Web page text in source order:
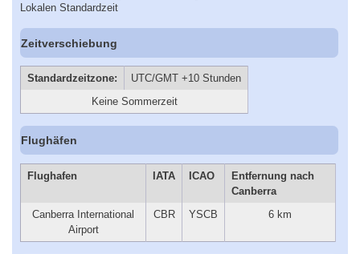
Lokalen Standardzeit
Zeitverschiebung
Standardzeitzone:
UTC/GMT +10 Stunden
Keine Sommerzeit
Flughäfen
Flughafen IATA ICAO
Entfernung nach
Canberra
Canberra International
Airport
CBR YSCB 6 km